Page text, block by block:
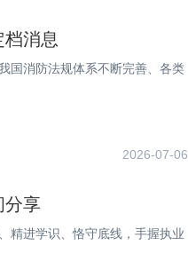
消息
国消防法规体系不断完善、各类
2026-07-06
分享
精进学识、恪守底线，手握执业